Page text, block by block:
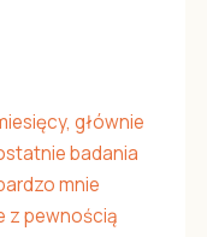
głównie
badania
mnie
z pewnością